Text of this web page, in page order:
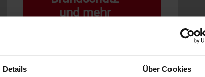
Details Über Cookies
und mehr